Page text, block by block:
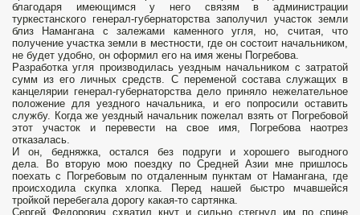
благодаря имеющимся у него связям в администрации
туркестанского генерал-губернаторства заполучил участок земли
близ Намангана с залежами каменного угля, но, считая, что
получение участка земли в местности, где он состоит начальником,
не будет удобно, он оформил его на имя жены Погребова.
Разработка угля производилась уездным начальником с затратой
сумм из его личных средств. С переменой состава служащих в
канцелярии генерал-губернаторства дело приняло нежелательное
положение для уездного начальника, и его попросили оставить
службу. Когда же уездный начальник пожелал взять от Погребовой
этот участок и перевести на свое имя, Погребова наотрез
отказалась.
И он, бедняжка, остался без подруги и хорошего выгодного
дела. Во вторую мою поездку по Средней Азии мне пришлось
поехать с Погребовым по отдаленным пунктам от Намангана, где
происходила скупка хлопка. Перед нашей быстро мчавшейся
тройкой перебегала дорогу какая-то сартянка.
Сергей Федорович схватил кнут и сильно стегнул им по спине